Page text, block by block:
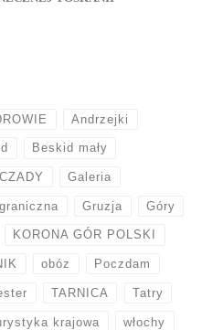
Andrzejki
Beskid mały
Galeria
Gruzja Góry
KORONA GÓR POLSKI
obóz Poczdam
TARNICA Tatry
krajowa włochy